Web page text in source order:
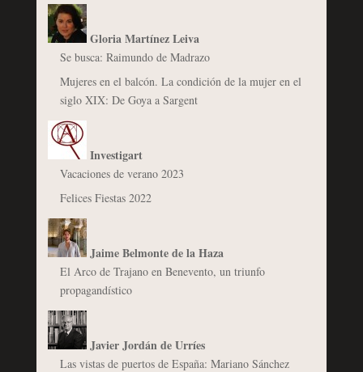
Gloria Martínez Leiva
Se busca: Raimundo de Madrazo
Mujeres en el balcón. La condición de la mujer en el
siglo XIX: De Goya a Sargent
Investigart
Vacaciones de verano 2023
Felices Fiestas 2022
Jaime Belmonte de la Haza
El Arco de Trajano en Benevento, un triunfo
propagandístico
Javier Jordán de Urríes
Las vistas de puertos de España: Mariano Sánchez